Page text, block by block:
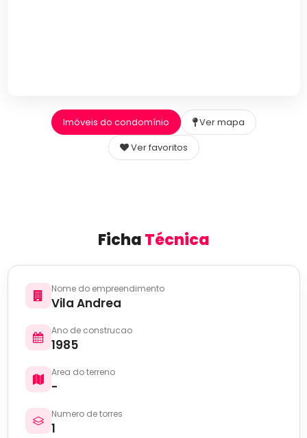
Imóveis do condomínio
Ver mapa
Ver favoritos
FichaTécnica
Nome do empreendimento
Vila Andrea
Ano de construcao
1985
Area do terreno
-
Numero de torres
1